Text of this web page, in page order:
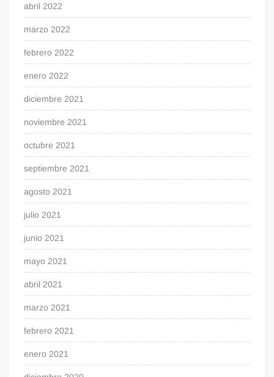
abril 2022
marzo 2022
febrero 2022
enero 2022
diciembre 2021
noviembre 2021
octubre 2021
septiembre 2021
agosto 2021
julio 2021
junio 2021
mayo 2021
abril 2021
marzo 2021
febrero 2021
enero 2021